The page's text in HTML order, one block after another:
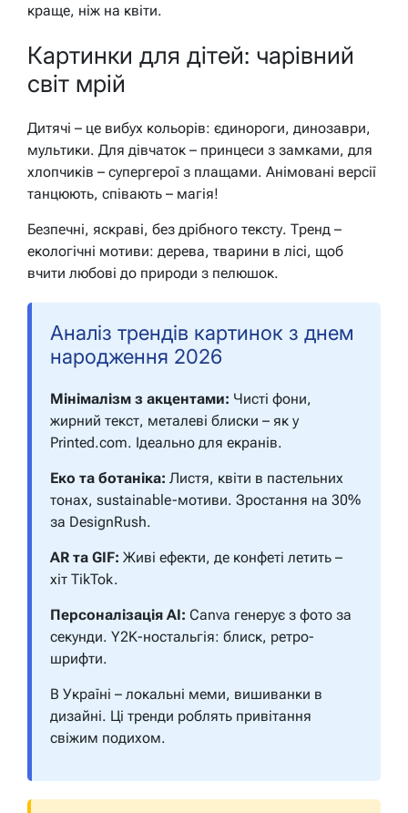
краще, ніж на квіти.
Картинки для дітей: чарівний
світ мрій
Дитячі – це вибух кольорів: єдинороги, динозаври,
мультики. Для дівчаток – принцеси з замками, для
хлопчиків – супергерої з плащами. Анімовані версії
танцюють, співають – магія!
Безпечні, яскраві, без дрібного тексту. Тренд –
екологічні мотиви: дерева, тварини в лісі, щоб
вчити любові до природи з пелюшок.
Аналіз трендів картинок з днем
народження 2026
Мінімалізм з акцентами: Чисті фони,
жирний текст, металеві блиски – як у
Printed.com. Ідеально для екранів.
Еко та ботаніка: Листя, квіти в пастельних
тонах, sustainable-мотиви. Зростання на 30%
за DesignRush.
AR та GIF: Живі ефекти, де конфеті летить –
хіт TikTok.
Персоналізація AI: Canva генерує з фото за
секунди. Y2K-ностальгія: блиск, ретро-
шрифти.
В Україні – локальні меми, вишиванки в
дизайні. Ці тренди роблять привітання
свіжим подихом.